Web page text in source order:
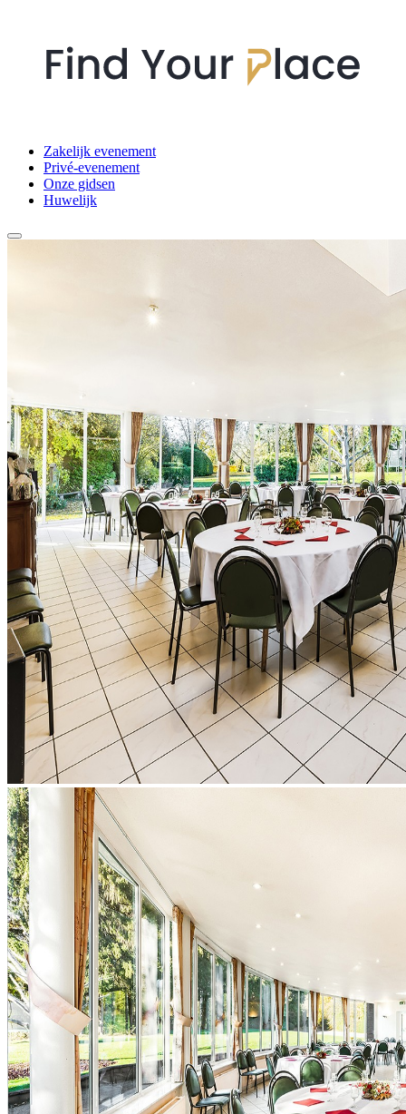
Zakelijk evenement
Privé-evenement
Onze gidsen
Huwelijk